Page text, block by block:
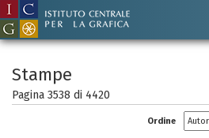
Stampe
Pagina 3538 di 4420
Ordine